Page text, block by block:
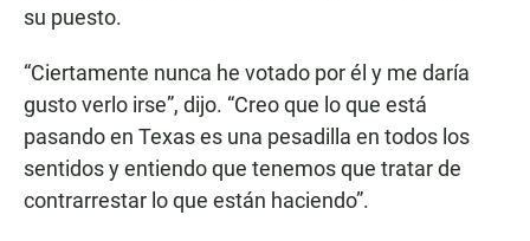
su puesto.
“Ciertamente nunca he votado por él y me daría
gusto verlo irse”, dijo. “Creo que lo que está
pasando en Texas es una pesadilla en todos los
sentidos y entiendo que tenemos que tratar de
contrarrestar lo que están haciendo”.